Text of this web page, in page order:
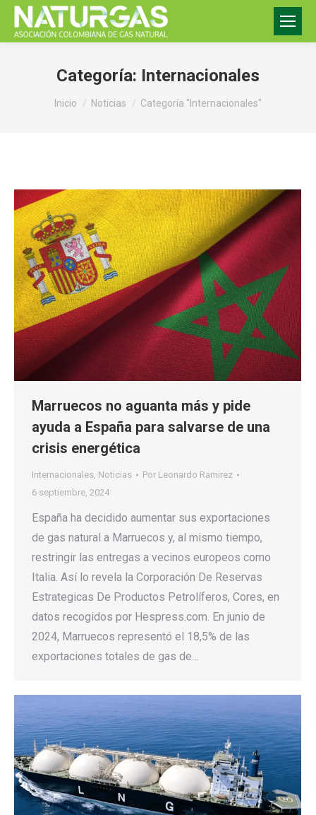
Categoría: Internacionales
Estás aquí:
Inicio Noticias Categoría "Internacionales"
Marruecos no aguanta más y pide
ayuda a España para salvarse de una
crisis energética
Internacionales, Noticias Por Leonardo Ramirez
6 septiembre, 2024
España ha decidido aumentar sus exportaciones
de gas natural a Marruecos y, al mismo tiempo,
restringir las entregas a vecinos europeos como
Italia. Así lo revela la Corporación De Reservas
Estrategicas De Productos Petrolíferos, Cores, en
datos recogidos por Hespress.com. En junio de
2024, Marruecos representó el 18,5% de las
exportaciones totales de gas de…